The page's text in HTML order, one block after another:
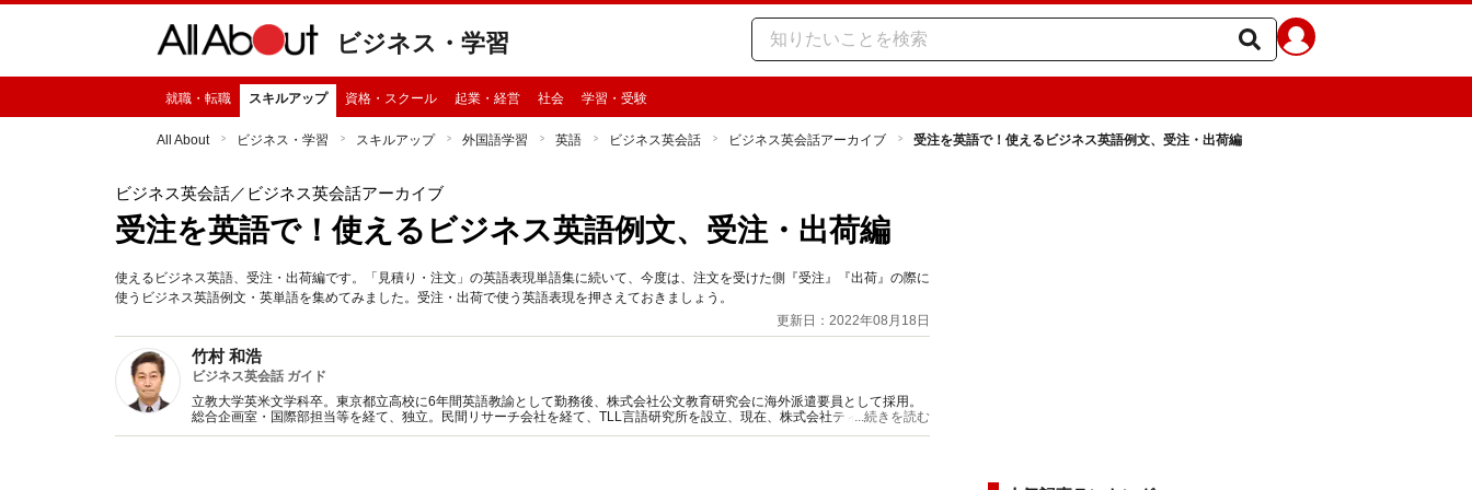
ビジネス・学習
就職・転職 スキルアップ 資格・スクール 起業・経営 社会 学習・受験
All About ビジネス・学習 スキルアップ 外国語学習 英語 ビジネス英会話 ビジネス英会話アーカイブ 受注を英語で！使えるビジネス英語例文、受注・出荷編
ビジネス英会話／ビジネス英会話アーカイブ
受注を英語で！使えるビジネス英語例文、受注・出荷編
使えるビジネス英語、受注・出荷編です。「見積り・注文」の英語表現単語集に続いて、今度は、注文を受けた側『受注』『出荷』の際に
使うビジネス英語例文・英単語を集めてみました。受注・出荷で使う英語表現を押さえておきましょう。
更新日：2022年08月18日
竹村 和浩
ビジネス英会話 ガイド
立教大学英米文学科卒。東京都立高校に6年間英語教諭として勤務後、株式会社公文教育研究会に海外派遣要員として採用。
総合企画室・国際部担当等を経て、独立。民間リサーチ会社を経て、TLL言語研究所を設立、現在、株式会社ティエルエル
代表取締役。英検一級。
...続きを読む